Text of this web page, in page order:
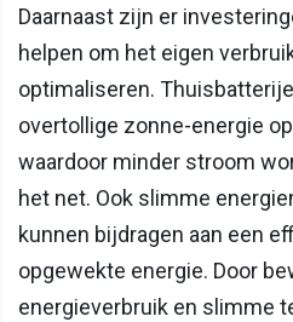
Daarnaast zijn er
helpen om het eigen
optimaliseren.
overtollige zonne-energie
waardoor minder stroom
het net. Ook slimme
kunnen bijdragen aan een
opgewekte energie. Door
energieverbruik en slimme